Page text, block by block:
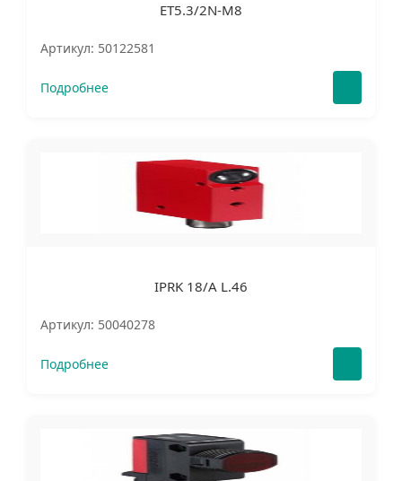
ET5.3/2N-M8
Артикул: 50122581
Подробнее
IPRK 18/A L.46
Артикул: 50040278
Подробнее